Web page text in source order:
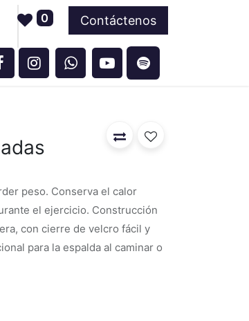
0 Contáctenos
peso. Conserva el calor
el ejercicio. Construcción
con cierre de velcro fácil y
para la espalda al caminar o